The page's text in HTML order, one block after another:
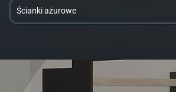
Ścianki ażurowe